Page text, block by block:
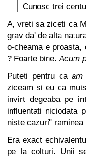
Cunosc trei
A, vreti sa ziceti ca
grav da' de alta
o-cheama e proasta,
? Foarte bine. Acum
Puteti pentru caam
ziceam si eu ca
invirt degeaba pe
influentati niciodata
niste cazuri"
Era exact
pe la colturi. Unii